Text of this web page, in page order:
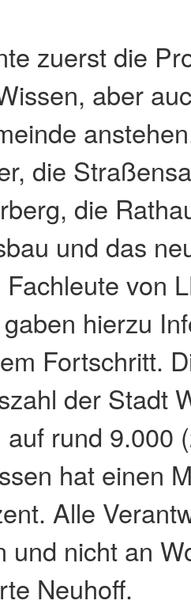
zuerst die
aber
die
die
und das
von
hierzu
Fortschritt.
der Stadt
rund 9.000
hat einen
Alle
und nicht an
Neuhoff.